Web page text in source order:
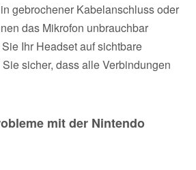
gebrochener Kabelanschluss oder
das Mikrofon unbrauchbar
Ihr Headset auf sichtbare
sicher, dass alle Verbindungen
mit der Nintendo